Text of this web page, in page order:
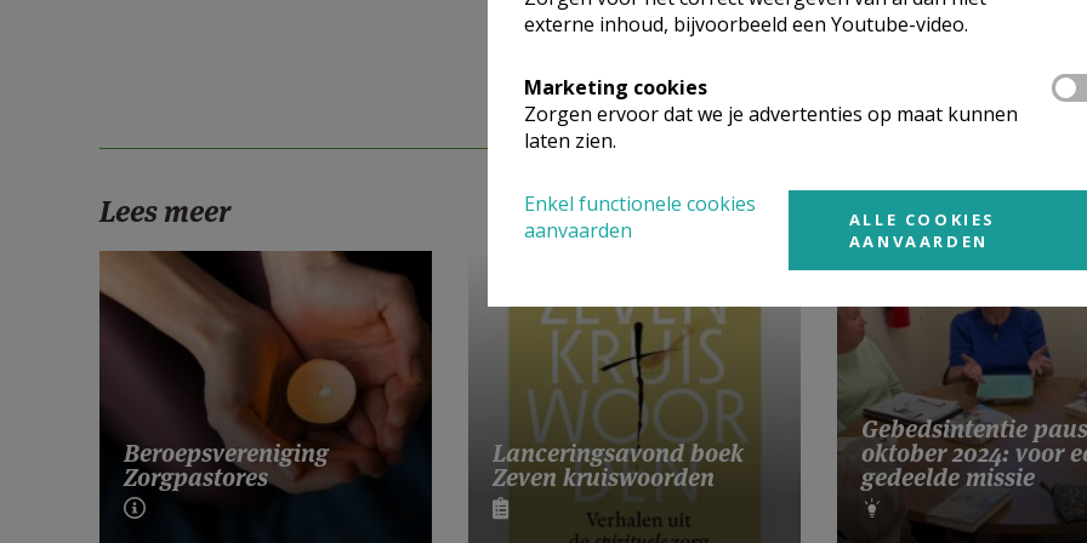
Lees meer
Beroepsvereniging
Zorgpastores
Lanceringsavond boek
Zeven kruiswoorden
Gebedsintentie paus
oktober 2024: voor
gedeelde missie
externe inhoud, bijvoorbeeld een Youtube-video.
Marketing cookies
Zorgen ervoor dat we je advertenties op maat kunnen
laten zien.
Enkel functionele cookies
aanvaarden
ALLE COOKIES
AANVAARDEN